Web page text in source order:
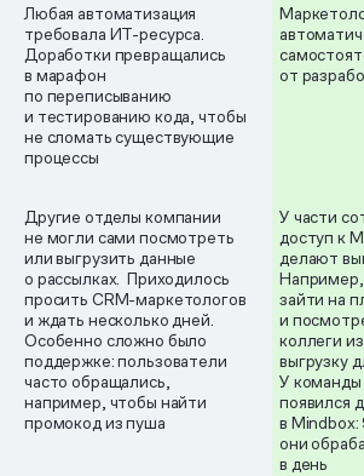
Любая автоматизация
требовала ИТ-ресурса.
Доработки превращались
в марафон
по переписыванию
и тестированию кода, чтобы
не сломать существующие
процессы
от
Другие отделы компании
не могли сами посмотреть
или выгрузить данные
о рассылках. Приходилось
просить CRM-маркетологов
и ждать несколько дней.
Особенно сложно было
поддержке: пользователи
часто обращались,
например, чтобы найти
промокод из пуша
У части
доступ к
делают
зайти на
и
коллеги
выгрузку
У
появился
в
они
в день